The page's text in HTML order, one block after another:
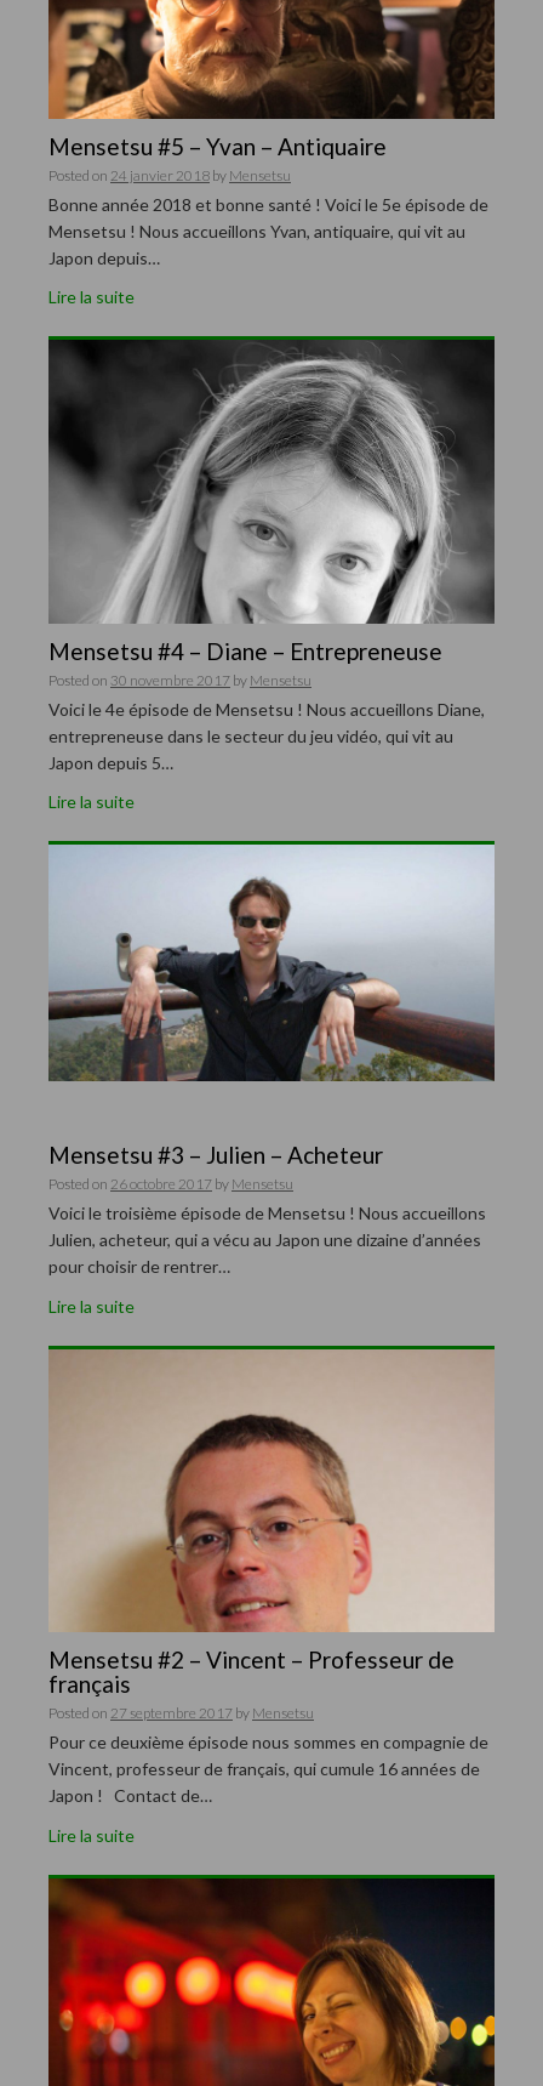
Mensetsu #5 – Yvan – Antiquaire
Posted on 24 janvier 2018 by Mensetsu
Bonne année 2018 et bonne santé ! Voici le 5e épisode de
Mensetsu ! Nous accueillons Yvan, antiquaire, qui vit au
Japon depuis…
Lire la suite
Mensetsu #4 – Diane – Entrepreneuse
Posted on 30 novembre 2017 by Mensetsu
Voici le 4e épisode de Mensetsu ! Nous accueillons Diane,
entrepreneuse dans le secteur du jeu vidéo, qui vit au
Japon depuis 5…
Lire la suite
Mensetsu #3 – Julien – Acheteur
Posted on 26 octobre 2017 by Mensetsu
Voici le troisième épisode de Mensetsu ! Nous accueillons
Julien, acheteur, qui a vécu au Japon une dizaine d’années
pour choisir de rentrer…
Lire la suite
Mensetsu #2 – Vincent – Professeur de
français
Posted on 27 septembre 2017 by Mensetsu
Pour ce deuxième épisode nous sommes en compagnie de
Vincent, professeur de français, qui cumule 16 années de
Japon ! Contact de…
Lire la suite